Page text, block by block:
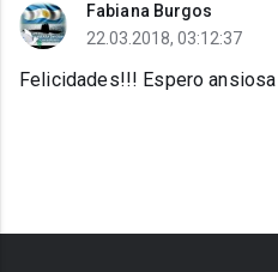
Fabiana Burgos
22.03.2018, 03:12:37
Felicidades!!! Espero